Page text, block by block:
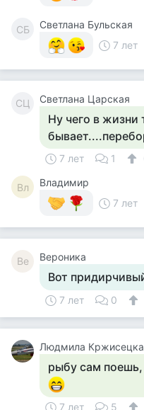
СБ
Светлана Бульская
7 лет
СЦ Светлана Царская
Ну чего в жизни
7 лет 1
Вл
Владимир
7 лет
Ве Вероника
Вот
7 лет 0
Людмила
рыбу сам поешь,
7 лет 5